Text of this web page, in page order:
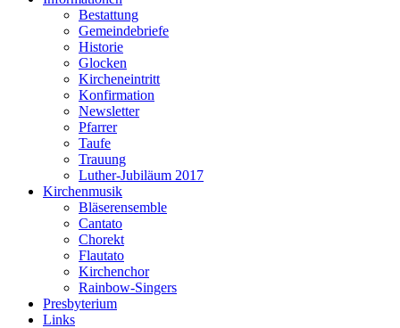
Bestattung
Gemeindebriefe
Historie
Glocken
Kircheneintritt
Konfirmation
Newsletter
Pfarrer
Taufe
Trauung
Luther-Jubiläum 2017
Kirchenmusik
Bläserensemble
Cantato
Chorekt
Flautato
Kirchenchor
Rainbow-Singers
Presbyterium
Links